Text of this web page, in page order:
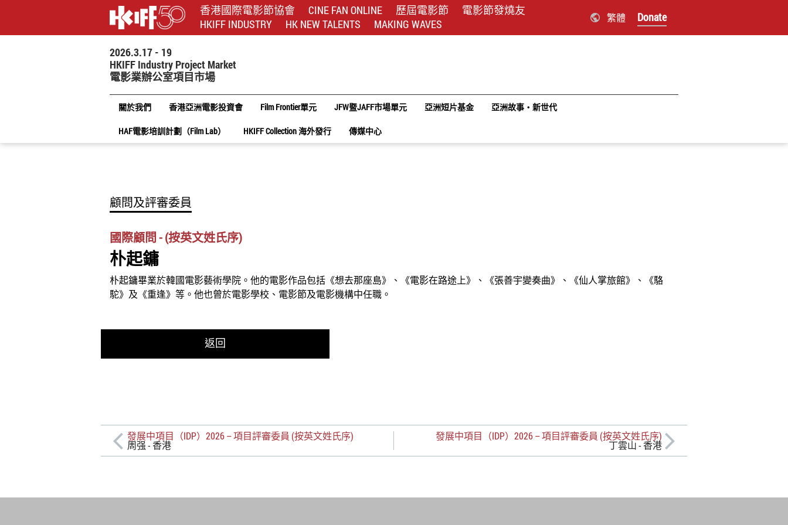
香港國際電影節協會 CINE FAN ONLINE 歷屆電影節
電影節發燒友
HKIFF INDUSTRY
HK NEW TALENTS MAKING WAVES 繁體 Donate
2026.3.17 - 19
HKIFF Industry Project Market
電影業辦公室項目市場
關於我們 香港亞洲電影投資會 Film Frontier單元 JFW暨JAFF市場單元 亞洲短片基金 亞洲故事‧新世代
HAF電影培訓計劃（Film Lab） HKIFF Collection 海外發行 傳媒中心
顧問及評審委員
國際顧問 - (按英文姓氏序)
朴起鏞
朴起鏞畢業於韓國電影藝術學院。他的電影作品包括《想去那座島》、《電影在路途上》、《張善宇變奏曲》、《仙人掌旅館》、《駱
駝》及《重逢》等。他也曾於電影學校、電影節及電影機構中任職。
返回
發展中項目（IDP）2026 – 項目評審委員 (按英文姓氏序)
周强 - 香港
發展中項目（IDP）2026 – 項目評審委員 (按英文姓氏序)
丁雲山 - 香港